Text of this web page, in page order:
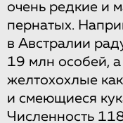
очень редкие и
пернатых.
в Австралии
19 млн особей,
желтохохлые
и смеющиеся
Численность